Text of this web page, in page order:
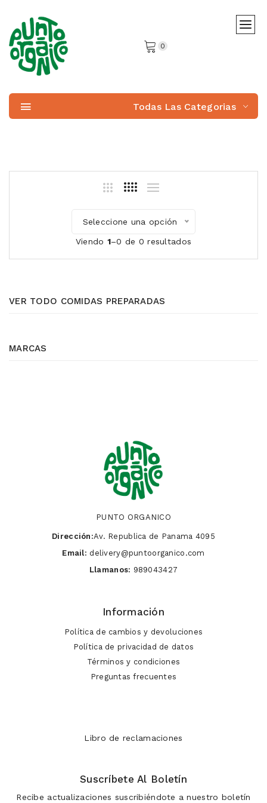
0
Todas Las Categorias
VER TODO COMIDAS PREPARADAS
MARCAS
Seleccione una opción
Viendo 1–0 de 0 resultados
PUNTO ORGANICO
Dirección:Av. Republica de Panama 4095
Email: delivery@puntoorganico.com
Llamanos: 989043427
Información
Política de cambios y devoluciones
Política de privacidad de datos
Términos y condiciones
Preguntas frecuentes
Libro de reclamaciones
Suscríbete Al Boletín
Recibe actualizaciones suscribiéndote a nuestro boletín